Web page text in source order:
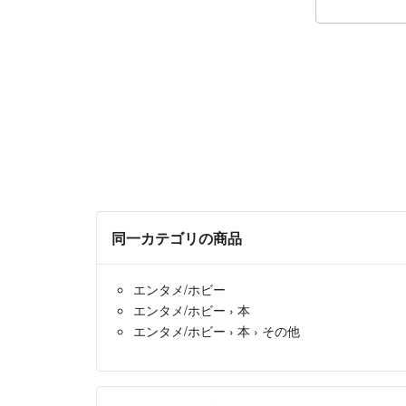
同一カテゴリの商品
エンタメ/ホビー
エンタメ/ホビー › 本
エンタメ/ホビー › 本 › その他